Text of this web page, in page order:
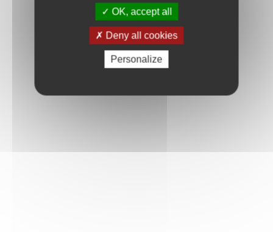
OK, accept all
Deny all cookies
Personalize